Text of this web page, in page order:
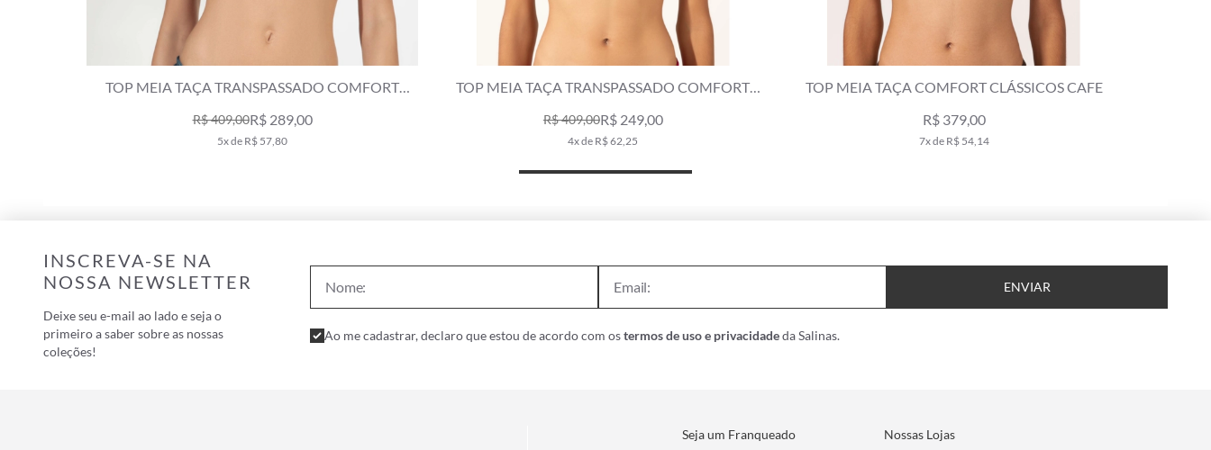
TOP MEIA TAÇA TRANSPASSADO COMFORT
R$ 409,00R$ 249,00
4x de R$ 62,25
TOP MEIA TAÇA COMFORT CLÁSSICOS CAFE
R$ 379,00
7x de R$ 54,14
TOP MEIA TAÇA PALA COMFORT CLÁSSICOS
R$ 359,00
7x de R$ 51,29
INSCREVA-SE NA
NOSSA NEWSLETTER
Deixe seu e-mail ao lado e seja o
primeiro a saber sobre as nossas
coleções!
ENVIAR
Ao me cadastrar, declaro que estou de acordo com ostermos de uso e privacidadeda Salinas.
Seja um Franqueado Nossas Lojas